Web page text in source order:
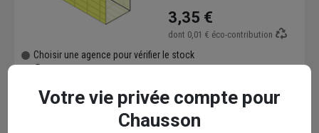
3,35 €
dont 0,01 € éco-contribution
Choisir une agence pour vérifier le stock
Livraison disponible selon stock agence
Votre vie privée compte pour
Chausson